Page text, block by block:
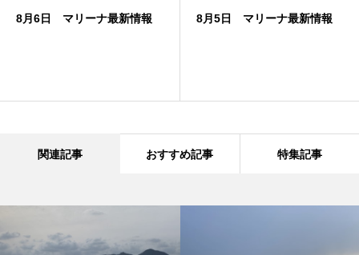
8月6日 マリーナ最新情報 8月5日 マリーナ最新情報
関連記事 おすすめ記事 特集記事